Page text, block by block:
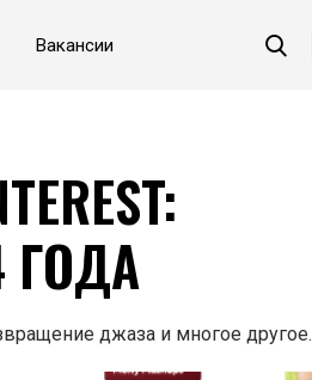
Вакансии
Читайте главные новости
ГОДА
джаза и многое другое.